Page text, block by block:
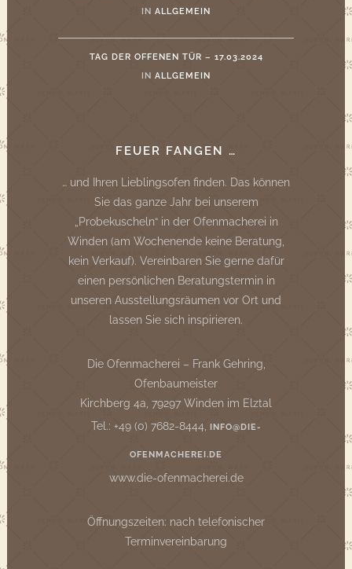
IN ALLGEMEIN
TAG DER OFFENEN TÜR – 17.03.2024
IN ALLGEMEIN
FEUER FANGEN …
… und Ihren Lieblingsofen finden. Das können
Sie das ganze Jahr bei unserem
„Probekuscheln“ in der Ofenmacherei in
Winden (am Wochenende keine Beratung,
kein Verkauf). Vereinbaren Sie gerne dafür
einen persönlichen Beratungstermin in
unseren Ausstellungsräumen vor Ort und
lassen Sie sich inspirieren.
Die Ofenmacherei – Frank Gehring,
Ofenbaumeister
Kirchberg 4a, 79297 Winden im Elztal
Tel.: +49 (0) 7682-8444,
INFO@DIE-
OFENMACHEREI.DE
www.die-ofenmacherei.de
Öffnungszeiten: nach telefonischer
Terminvereinbarung